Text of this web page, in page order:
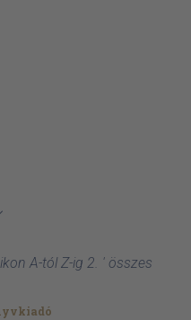
A-tól Z-ig 2. ' összes